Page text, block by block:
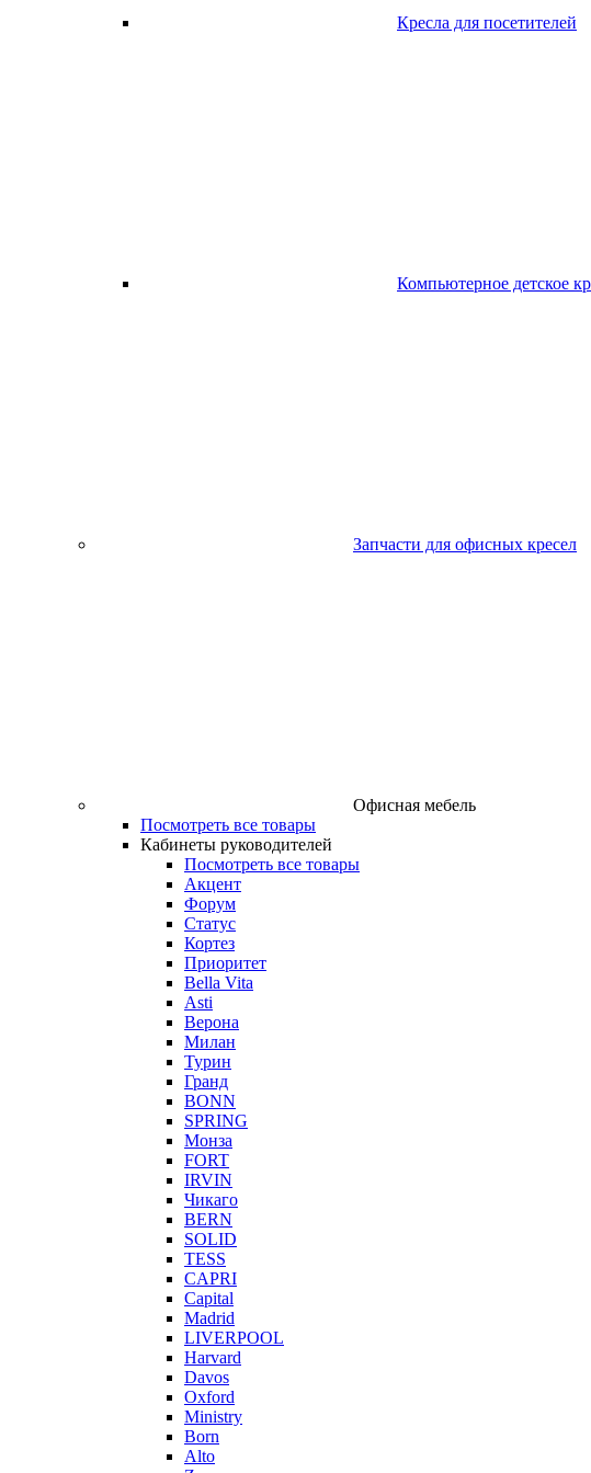
Кресла для посетителей
Компьютерное детское
Запчасти для офисных кресел
Офисная мебель
Посмотреть все товары
Кабинеты руководителей
Посмотреть все товары
Акцент
Форум
Статус
Кортез
Приоритет
Bella Vita
Asti
Верона
Милан
Турин
Гранд
BONN
SPRING
Монза
FORT
IRVIN
Чикаго
BERN
SOLID
TESS
CAPRI
Capital
Madrid
LIVERPOOL
Harvard
Davos
Oxford
Ministry
Born
Alto